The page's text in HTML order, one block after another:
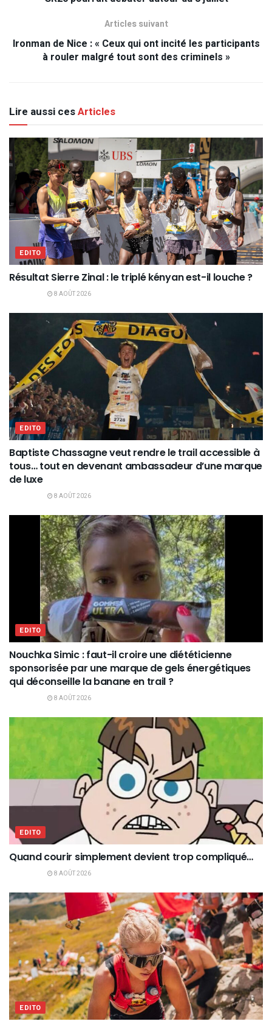
Articles suivant
Ironman de Nice : « Ceux qui ont incité les participants
à rouler malgré tout sont des criminels »
Lire aussi cesArticles
EDITO
Résultat Sierre Zinal : le triplé kényan est-il louche ?
8 AOÛT 2026
EDITO
Baptiste Chassagne veut rendre le trail accessible à
tous… tout en devenant ambassadeur d’une marque
de luxe
8 AOÛT 2026
EDITO
Nouchka Simic : faut-il croire une diététicienne
sponsorisée par une marque de gels énergétiques
qui déconseille la banane en trail ?
8 AOÛT 2026
EDITO
Quand courir simplement devient trop compliqué…
8 AOÛT 2026
EDITO